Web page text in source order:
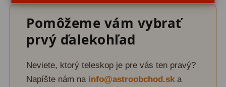
Vodeodolné 13
Turistika a cestovanie 149
Šport 59
Divadelné2
Pomôžeme vám vybrať
prvý ďalekohľad
Neviete, ktorý teleskop je pre vás ten pravý?
Napíšte nám na info@astroobchod.sk a